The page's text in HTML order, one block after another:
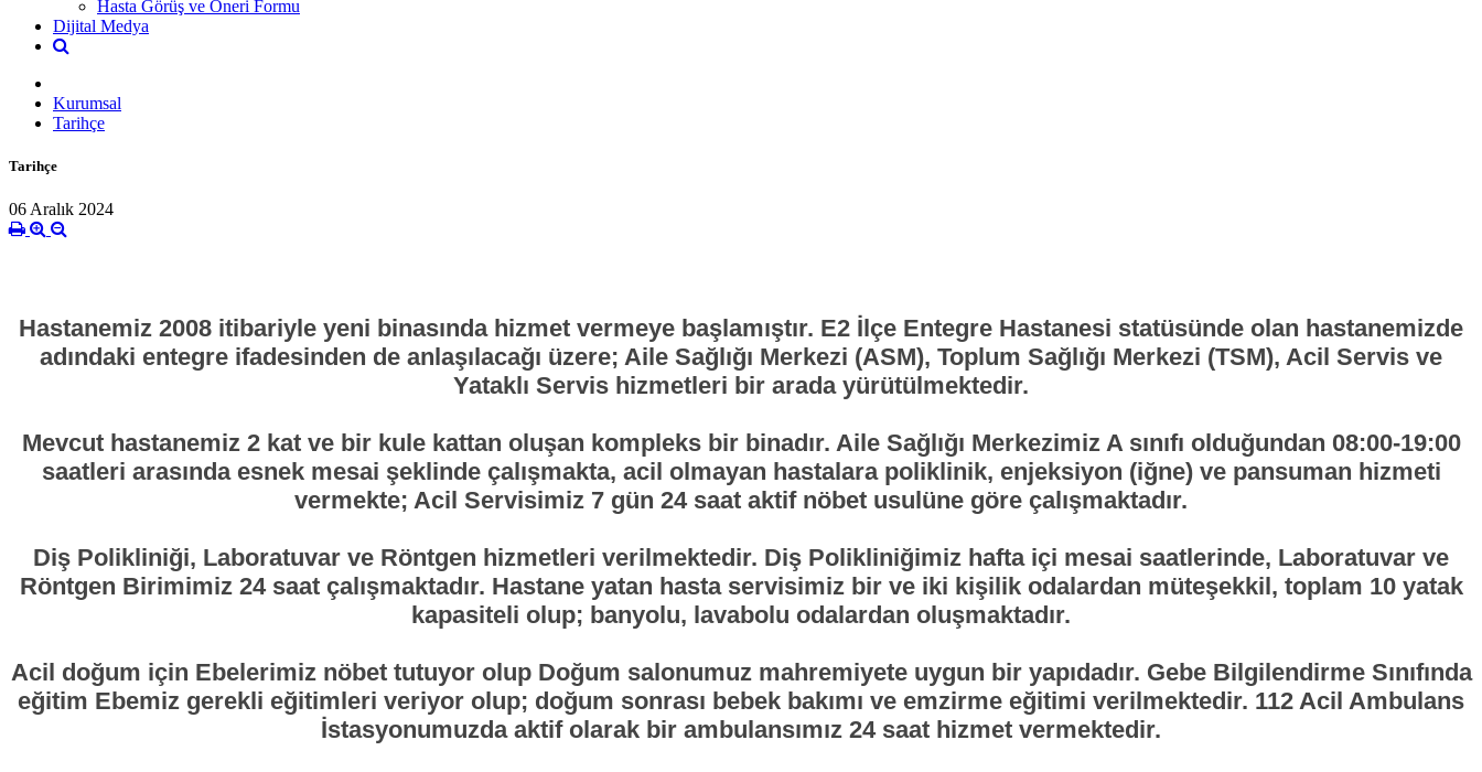
Hasta Görüş ve Öneri Formu
Dijital Medya
Kurumsal
Tarihçe
Tarihçe
06 Aralık 2024
Hastanemiz 2008 itibariyle yeni binasında hizmet vermeye başlamıştır. E2 İlçe Entegre Hastanesi statüsünde olan hastanemizde
adındaki entegre ifadesinden de anlaşılacağı üzere; Aile Sağlığı Merkezi (ASM), Toplum Sağlığı Merkezi (TSM), Acil Servis ve
Yataklı Servis hizmetleri bir arada yürütülmektedir.
Mevcut hastanemiz 2 kat ve bir kule kattan oluşan kompleks bir binadır. Aile Sağlığı Merkezimiz A sınıfı olduğundan 08:00-19:00
saatleri arasında esnek mesai şeklinde çalışmakta, acil olmayan hastalara poliklinik, enjeksiyon (iğne) ve pansuman hizmeti
vermekte; Acil Servisimiz 7 gün 24 saat aktif nöbet usulüne göre çalışmaktadır.
Diş Polikliniği, Laboratuvar ve Röntgen hizmetleri verilmektedir. Diş Polikliniğimiz hafta içi mesai saatlerinde, Laboratuvar ve
Röntgen Birimimiz 24 saat çalışmaktadır. Hastane yatan hasta servisimiz bir ve iki kişilik odalardan müteşekkil, toplam 10 yatak
kapasiteli olup; banyolu, lavabolu odalardan oluşmaktadır.
Acil doğum için Ebelerimiz nöbet tutuyor olup Doğum salonumuz mahremiyete uygun bir yapıdadır. Gebe Bilgilendirme Sınıfında
eğitim Ebemiz gerekli eğitimleri veriyor olup; doğum sonrası bebek bakımı ve emzirme eğitimi verilmektedir. 112 Acil Ambulans
İstasyonumuzda aktif olarak bir ambulansımız 24 saat hizmet vermektedir.